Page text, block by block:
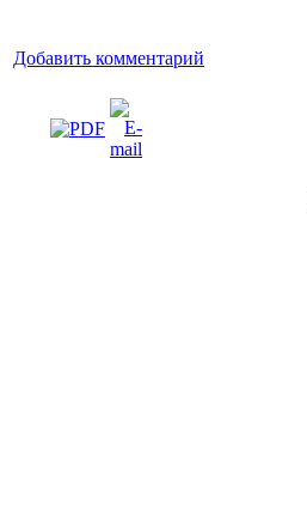
Добавить комментарий